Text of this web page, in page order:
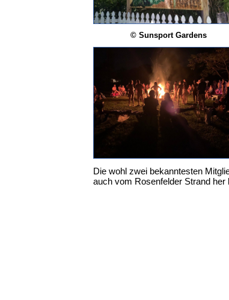
© Sunsport Gardens
Die wohl zwei bekanntesten
auch vom Rosenfelder Strand her